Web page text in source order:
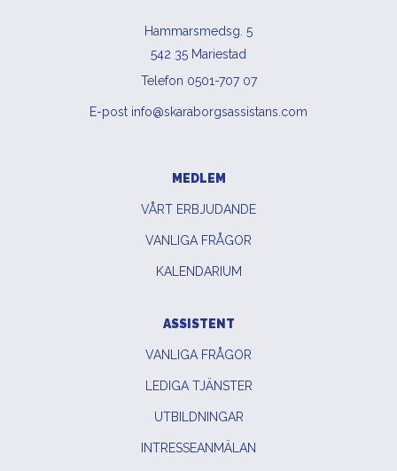
Hammarsmedsg. 5
542 35 Mariestad
Telefon 0501-707 07
E-post info@skaraborgsassistans.com
MEDLEM
VÅRT ERBJUDANDE
VANLIGA FRÅGOR
KALENDARIUM
ASSISTENT
VANLIGA FRÅGOR
LEDIGA TJÄNSTER
UTBILDNINGAR
INTRESSEANMÄLAN